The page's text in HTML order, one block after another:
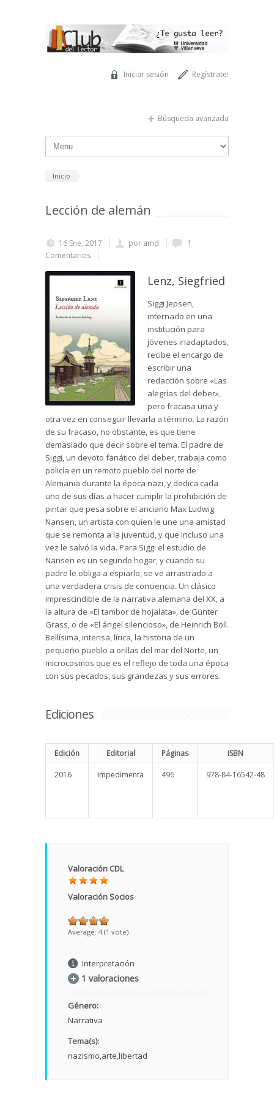
Regístrate!
Iniciar sesión
Búsqueda avanzada
Inicio
Lección de alemán
16 Ene, 2017 por amd
1
Comentarios
Lenz, Siegfried
Siggi Jepsen,
internado en una
institución para
jóvenes inadaptados,
recibe el encargo de
escribir una
redacción sobre «Las
alegrías del deber»,
pero fracasa una y
otra vez en conseguir llevarla a término. La razón
de su fracaso, no obstante, es que tiene
demasiado que decir sobre el tema. El padre de
Siggi, un devoto fanático del deber, trabaja como
policía en un remoto pueblo del norte de
Alemania durante la época nazi, y dedica cada
uno de sus días a hacer cumplir la prohibición de
pintar que pesa sobre el anciano Max Ludwig
Nansen, un artista con quien le une una amistad
que se remonta a la juventud, y que incluso una
vez le salvó la vida. Para Siggi el estudio de
Nansen es un segundo hogar, y cuando su
padre le obliga a espiarlo, se ve arrastrado a
una verdadera crisis de conciencia. Un clásico
imprescindible de la narrativa alemana del XX, a
la altura de «El tambor de hojalata», de Günter
Grass, o de «El ángel silencioso», de Heinrich Böll.
Bellísima, intensa, lírica, la historia de un
pequeño pueblo a orillas del mar del Norte, un
microcosmos que es el reflejo de toda una época
con sus pecados, sus grandezas y sus errores.
Ediciones
Edición Editorial Páginas ISBN
2016 Impedimenta 496 978-84-16542-48
Valoración CDL
Valoración Socios
Average: 4 (1 vote)
Interpretación
1 valoraciones
Género:
Narrativa
Tema(s):
nazismo arte libertad